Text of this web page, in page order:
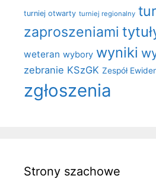
turniej otwarty turniej regionalny
zaproszeniami
weteran wybory wyniki
zebranie KSzGK Zespół
zgłoszenia
Strony szachowe